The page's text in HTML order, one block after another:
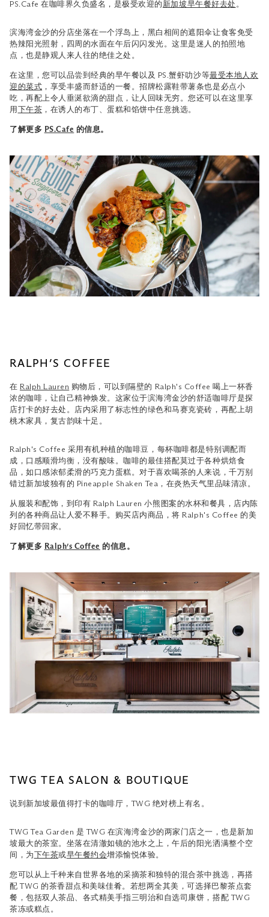
PS.Cafe 在咖啡界久负盛名，是极受欢迎的 新加坡早午餐好去处 。
滨海湾金沙的分店坐落在一个浮岛上，黑白相间的遮阳伞让食客免受
热辣阳光照射，四周的水面在午后闪闪发光。这里是迷人的拍照地
点，也是静观人来人往的绝佳之处。
在这里，您可以品尝到经典的早午餐以及 PS.蟹虾叻沙等最受本地人欢
迎的菜式 ，享受丰盛而舒适的一餐。招牌松露鞋带薯条也是必点小
吃，再配上令人垂涎欲滴的甜点，让人回味无穷。您还可以在这里享
用
下午茶 ，在诱人的布丁、蛋糕和馅饼中任意挑选。
了解更多 PS.Cafe 的信息。
RALPH’S COFFEE
在Ralph Lauren 购物后，可以到隔壁的 Ralph's Coffee 喝上一杯香
浓的咖啡，让自己精神焕发。这家位于滨海湾金沙的舒适咖啡厅是探
店打卡的好去处。店内采用了标志性的绿色和马赛克瓷砖，再配上胡
桃木家具，复古韵味十足。
Ralph's Coffee 采用有机种植的咖啡豆，每杯咖啡都是特别调配而
成，口感顺滑均衡，没有酸味。咖啡的最佳搭配莫过于各种烘焙食
品，如口感浓郁柔滑的巧克力蛋糕。对于喜欢喝茶的人来说，千万别
错过新加坡独有的 Pineapple Shaken Tea，在炎热天气里品味清凉。
从服装和配饰，到印有 Ralph Lauren 小熊图案的水杯和餐具，店内陈
列的各种商品让人爱不释手。购买店内商品，将 Ralph's Coffee 的美
好回忆带回家。
了解更多 Ralph’s Coffee 的信息。
TWG TEA SALON & BOUTIQUE
说到新加坡最值得打卡的咖啡厅，TWG 绝对榜上有名。
TWG Tea Garden 是 TWG 在滨海湾金沙的两家门店之一，也是新加
坡最大的茶室。坐落在清澈如镜的池水之上，午后的阳光洒满整个空
间，为
下午茶或早午餐约会增添愉悦体验。
您可以从上千种来自世界各地的采摘茶和独特的混合茶中挑选，再搭
配 TWG 的茶香甜点和美味佳肴。若想两全其美，可选择巴黎茶点套
餐，包括双人茶品、各式精美手指三明治和自选司康饼，搭配 TWG
茶冻或糕点。